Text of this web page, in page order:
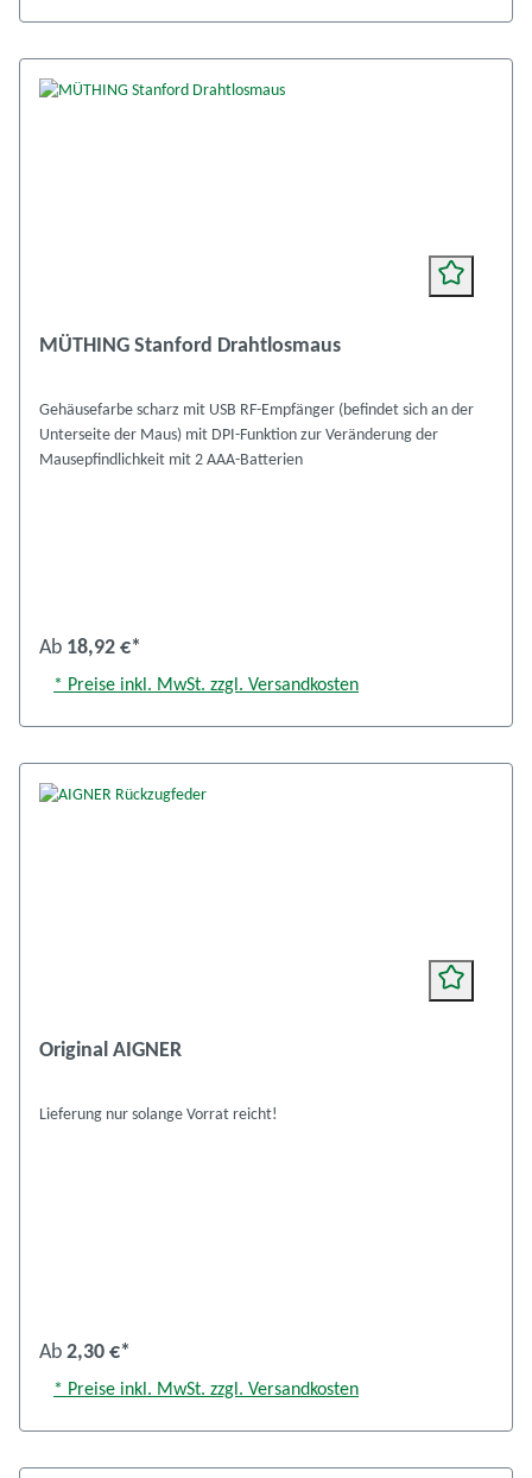
MÜTHING Stanford Drahtlosmaus
Gehäusefarbe scharz mit USB RF-Empfänger (befindet sich an der
Unterseite der Maus) mit DPI-Funktion zur Veränderung der
Mausepfindlichkeit mit 2 AAA-Batterien
Ab 18,92 €*
* Preise inkl. MwSt. zzgl. Versandkosten
Original AIGNER
Lieferung nur solange Vorrat reicht!
Ab 2,30 €*
* Preise inkl. MwSt. zzgl. Versandkosten